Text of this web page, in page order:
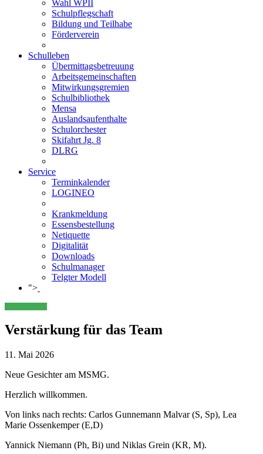
Wahl WPII
Schulpflegschaft
Bildung und Teilhabe
Förderverein
Schulleben
Übermittagsbetreuung
Arbeitsgemeinschaften
Mitwirkungsgremien
Schulbibliothek
Mensa
Auslandsaufenthalte
Schulorchester
Skifahrt Jg. 8
DLRG
Service
Terminkalender
LOGINEO
Krankmeldung
Essensbestellung
Netiquette
Digitalität
Downloads
Schulmanager
Telgter Modell
">
Verstärkung für das Team
11. Mai 2026
Neue Gesichter am MSMG.
Herzlich willkommen.
Von links nach rechts: Carlos Gunnemann Malvar (S, Sp), Lea
Marie Ossenkemper (E,D)
Yannick Niemann (Ph, Bi) und Niklas Grein (KR, M).